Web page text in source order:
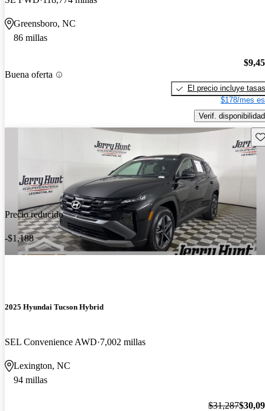
Greensboro, NC
86 millas
Buena oferta
El precio incluye tasas
$178/mes
Verif. disponibilidad
Precio reducido
-$1,188
2025 Hyundai Tucson Hybrid
SEL Convenience AWD 7,002 millas
Lexington, NC
94 millas
$31,287